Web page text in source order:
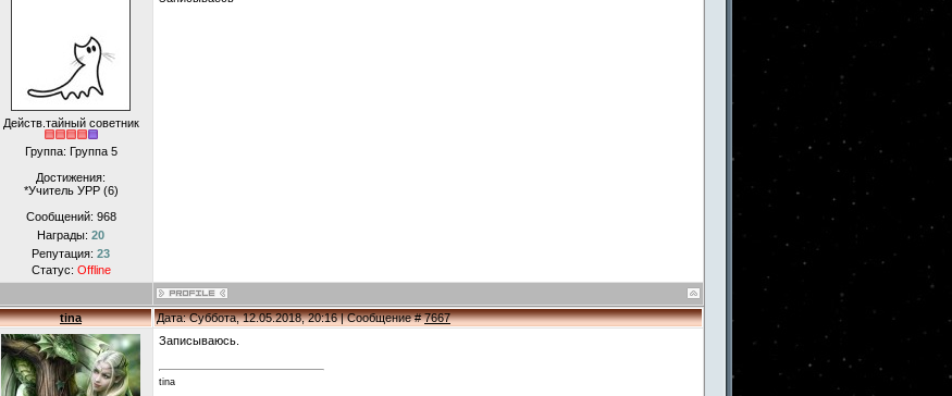
Действ.тайный советник
Группа: Группа 5
Достижения:
*Учитель УРР (6)
Сообщений: 968
Награды: 20
Репутация: 23
Статус: Offline
tina Дата: Суббота, 12.05.2018, 20:16 | Сообщение #7667
Записываюсь.
tina